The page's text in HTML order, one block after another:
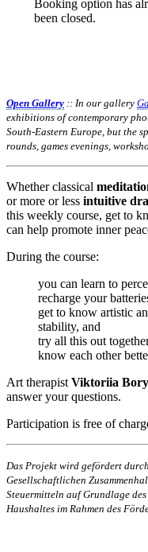
Booking option has
been closed.
Open Gallery :: In our gallery
exhibitions of contemporary
South-Eastern Europe, but the
rounds, games evenings,
Whether classical
or more or less intuitive
this weekly course, get to
can help promote inner
During the course:
you can learn to
recharge your
get to know artistic
stability, and
try all this out
know each other
Art therapist Viktoriia
answer your questions.
Participation is free of
Das Projekt wird gefördert
Gesellschaftlichen
Steuermitteln auf Grundlage
Haushaltes im Rahmen des